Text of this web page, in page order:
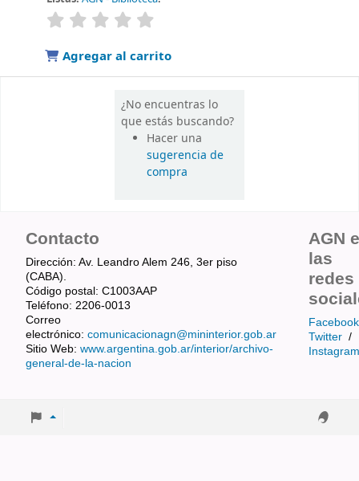
valoración
Agregar al carrito
¿No encuentras lo
que estás buscando?
Hacer una
sugerencia de
compra
Contacto
Dirección: Av. Leandro Alem 246, 3er piso
(CABA).
Código postal: C1003AAP
Teléfono: 2206-0013
Correo
electrónico: comunicacionagn@mininterior.gob.ar
Sitio Web: www.argentina.gob.ar/interior/archivo-
general-de-la-nacion
AGN
las
redes
Facebook
Twitter /
Instagram